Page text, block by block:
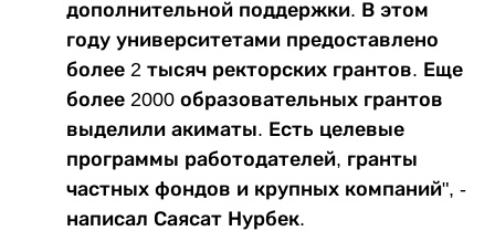
дополнительной поддержки. В этом
году университетами предоставлено
более 2 тысяч ректорских грантов. Еще
более 2000 образовательных грантов
выделили акиматы. Есть целевые
программы работодателей, гранты
частных фондов и крупных компаний", -
написал Саясат Нурбек.